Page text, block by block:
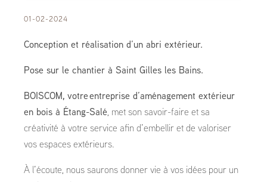
01-02-2024
Conception et réalisation d’un abri extérieur.
Pose sur le chantier à Saint Gilles les Bains.
BOISCOM, votre entreprise d’aménagement extérieur
en bois à Étang-Salé, met son savoir-faire et sa
créativité à votre service afin d’embellir et de valoriser
vos espaces extérieurs.
À l’écoute, nous saurons donner vie à vos idées pour un